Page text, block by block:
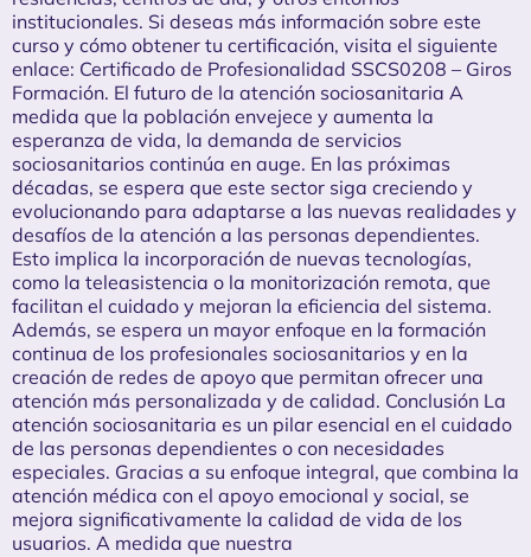
institucionales. Si deseas más información sobre este
curso y cómo obtener tu certificación, visita el siguiente
enlace: Certificado de Profesionalidad SSCS0208 – Giros
Formación. El futuro de la atención sociosanitaria A
medida que la población envejece y aumenta la
esperanza de vida, la demanda de servicios
sociosanitarios continúa en auge. En las próximas
décadas, se espera que este sector siga creciendo y
evolucionando para adaptarse a las nuevas realidades y
desafíos de la atención a las personas dependientes.
Esto implica la incorporación de nuevas tecnologías,
como la teleasistencia o la monitorización remota, que
facilitan el cuidado y mejoran la eficiencia del sistema.
Además, se espera un mayor enfoque en la formación
continua de los profesionales sociosanitarios y en la
creación de redes de apoyo que permitan ofrecer una
atención más personalizada y de calidad. Conclusión La
atención sociosanitaria es un pilar esencial en el cuidado
de las personas dependientes o con necesidades
especiales. Gracias a su enfoque integral, que combina la
atención médica con el apoyo emocional y social, se
mejora significativamente la calidad de vida de los
usuarios. A medida que nuestra